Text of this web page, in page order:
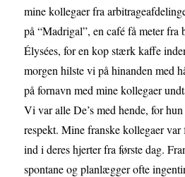
mine kollegaer fra
på “Madrigal”, en café få meter fra
Élysées, for en kop stærk kaffe
morgen hilste vi på hinanden med
på fornavn med mine kollegaer
Vi var alle De’s med hende, for
respekt. Mine franske kollegaer
ind i deres hjerter fra første dag.
spontane og planlægger ofte